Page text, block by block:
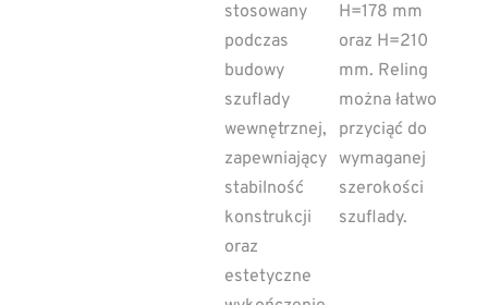
stosowany
podczas
budowy
szuflady
wewnętrznej,
zapewniający
stabilność
konstrukcji
oraz
estetyczne
H=178 mm
oraz H=210
mm. Reling
można łatwo
przyciąć do
wymaganej
szerokości
szuflady.